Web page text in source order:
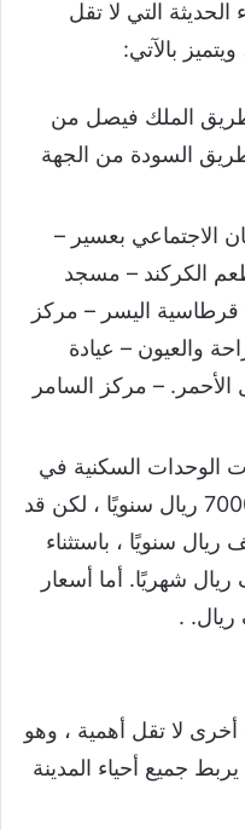
التي لا تقل
بالآتي:
الملك فيصل من
طريق السودة من الجهة
الاجتماعي بعسير –
الكركند – مسجد
اليسر – مركز
والعيون – عيادة
الأحمر. – مركز السامر
الوحدات السكنية في
حي شمسان إلى ما يقارب 7000 ريال سنويًا ، لكن قد
الشقق إلى 18 ألف ريال سنويًا ، باستثناء
الذي يبلغ 60 ألف ريال شهريًا. أما أسعار
لا تقل أهمية ، وهو
جميع أحياء المدينة